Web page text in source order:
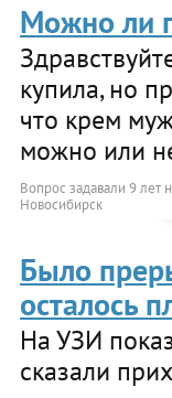
Можно ли
купила, но
что крем
можно или
Вопрос задавали 9 лет
Новосибирск
Было
осталось
На УЗИ
сказали